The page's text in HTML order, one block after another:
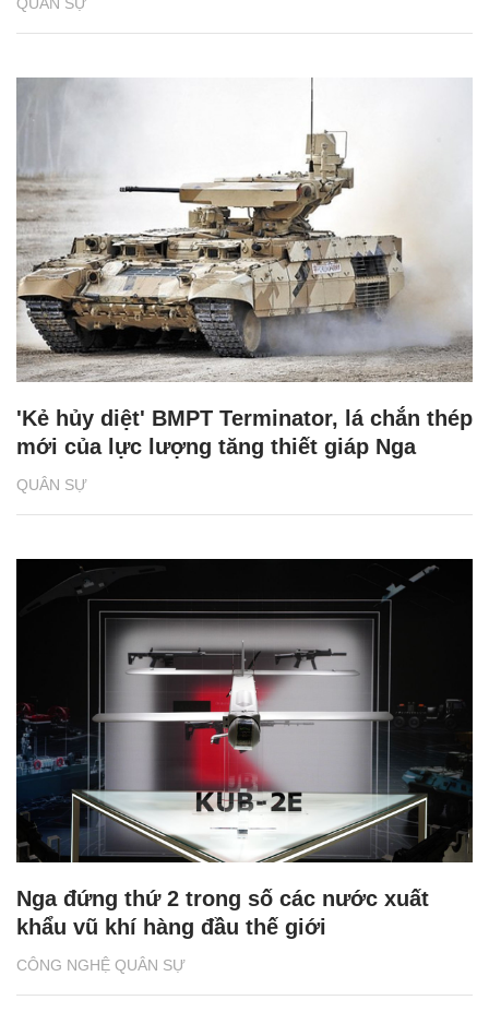
QUÂN SỰ
'Kẻ hủy diệt' BMPT Terminator, lá chắn thép
mới của lực lượng tăng thiết giáp Nga
CÔNG NGHỆ QUÂN SỰ
Nga đứng thứ 2 trong số các nước xuất
khẩu vũ khí hàng đầu thế giới